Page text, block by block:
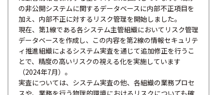
の非公開システムに関するデータベースに内部不正項目を
加え、内部不正に対するリスク管理を開始しました。
現在、第1線である各システム主管組織においてリスク管理
データベースを作成し、この内容を第2線の情報セキュリテ
ィ推進組織によるシステム実査を通じて追加修正を行うこ
とで、精度の高いリスクの視える化を実施しています
（2024年7月）。
実査については、システム実査の他、各組織の業務プロセ
スや、業務を行う物理的環境におけるリスクについても確